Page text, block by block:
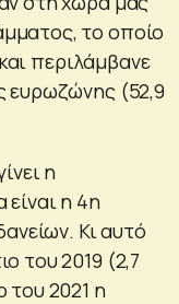
το οποίο
περιλάμβανε
ευρωζώνης (52,9
η
η 4η
Κι αυτό
του 2019 (2,7
2021 η